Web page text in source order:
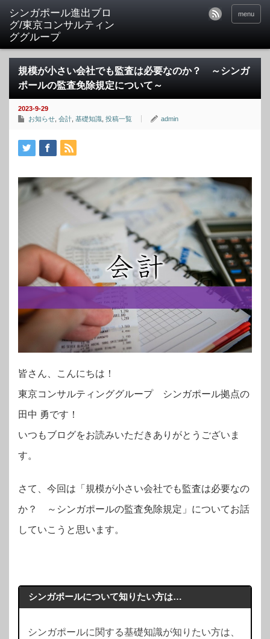
シンガポール進出ブロ
グ/東京コンサルティン
ググループ
menu
規模が小さい会社でも監査は必要なのか？ ～シンガ
ポールの監査免除規定について～
2023-9-29
お知らせ 会計 基礎知識 投稿一覧 admin
皆さん、こんにちは！
東京コンサルティンググループ シンガポール拠点の
田中 勇です！
いつもブログをお読みいただきありがとうございま
す。
さて、今回は「規模が小さい会社でも監査は必要なの
か？ ～シンガポールの監査免除規定」についてお話
していこうと思います。
シンガポールについて知りたい方は…
シンガポールに関する基礎知識が知りたい方は、